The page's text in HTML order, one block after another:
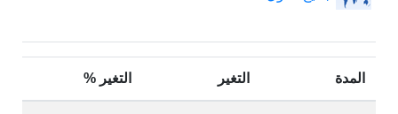
المدة التغير التغير %